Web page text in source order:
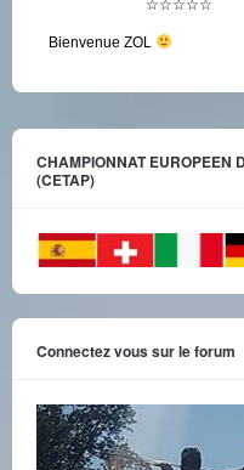
☆☆☆☆☆
Bienvenue ZOL
CHAMPIONNAT EUROPEEN
(CETAP)
Connectez vous sur le forum